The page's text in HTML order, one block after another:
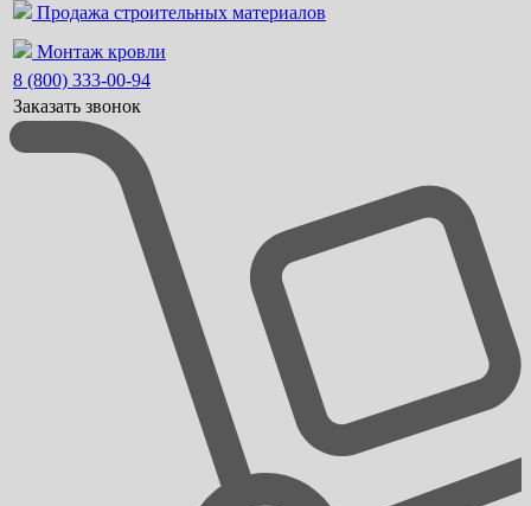
Продажа строительных материалов
Монтаж кровли
8 (800) 333-00-94
Заказать звонок